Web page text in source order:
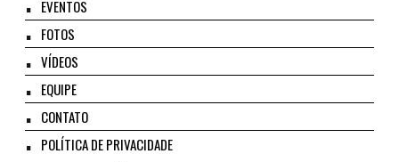
EVENTOS
FOTOS
VÍDEOS
EQUIPE
CONTATO
POLÍTICA DE PRIVACIDADE